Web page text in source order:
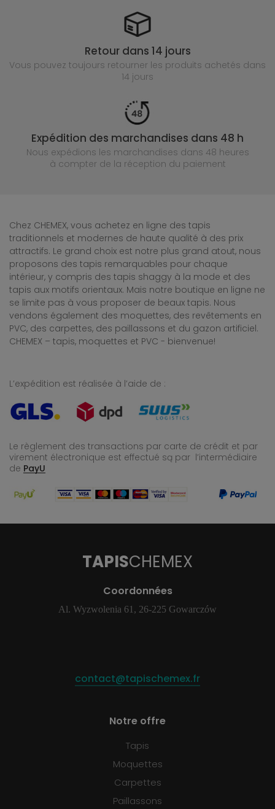
Retour dans 14 jours
Vous pouvez toujours retourner les produits achetés dans
14 jours
Expédition des marchandises dans 48 h
Nous expédions les marchandises dans 48 heures
à compter de la réception du paiement
Chez CHEMEX, vous achetez en ligne des tapis
traditionnels et modernes de haute qualité à des prix
attractifs. Le grand choix est notre plus grand atout, nous
proposons des tapis remarquables pour chaque
intérieur, y compris des tapis shaggy à la mode et des
tapis aux motifs orientaux. Mais notre boutique en ligne ne
se limite pas à vous proposer de beaux tapis. Nous
vendons également des moquettes, des revêtements en
PVC, des carpettes, des paillassons et du gazon artificiel.
CHEMEX – tapis, moquettes et PVC - bienvenue!
L’expédition est réalisée à l’aide de :
Le règlement des transactions par carte de crédit et par
virement électronique est effectué są par l’intermédiaire
de PayU
TAPISCHEMEX
Coordonnées
Al. Wyzwolenia 61, 26-225 Gowarczów
contact@tapischemex.fr
Notre offre
Tapis
Moquettes
Carpettes
Paillassons